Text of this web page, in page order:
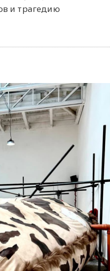
и трагедию